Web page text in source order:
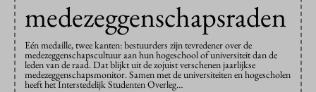
medezeggenschapsraden
Eén medaille, twee kanten: bestuurders zijn tevredener over de
medezeggenschapscultuur aan hun hogeschool of universiteit dan de
leden van de raad. Dat blijkt uit de zojuist verschenen jaarlijkse
medezeggenschapsmonitor. Samen met de universiteiten en hogescholen
heeft het Interstedelijk Studenten Overleg…